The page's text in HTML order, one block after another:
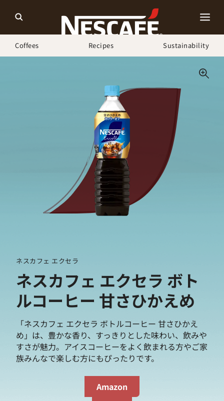
Coffees Recipes Sustainability
ネスカフェ エクセラ
ネスカフェ エクセラ ボト
ルコーヒー 甘さひかえめ
「ネスカフェ エクセラ ボトルコーヒー 甘さひかえ
め」は、豊かな香り、すっきりとした味わい、飲みや
すさが魅力。アイスコーヒーをよく飲まれる方やご家
族みんなで楽しむ方にもぴったりです。
Amazon